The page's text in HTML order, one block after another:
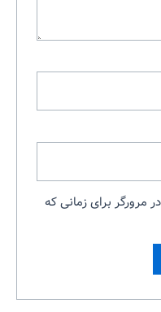
مرورگر برای زمانی که